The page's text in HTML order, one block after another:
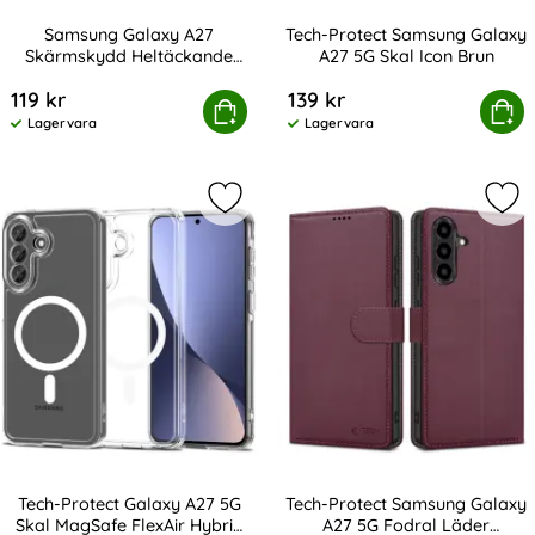
Samsung Galaxy A27
Skärmskydd Heltäckande
119 kr
Tillgänglighet:
Lagervara
Köp
A27 Skärmskydd Heltäckande Härdat Glas
Tech-Protect Samsung Galaxy
A27 5G Skal Icon Brun
139 kr
Tillgänglighet:
Lagervara
Köp
Tech-Protect Samsung
Tech-Protect Galaxy A27 5G
Skal MagSafe FlexAir Hybrid
Markera tech-Protect Galaxy A27
Tech-Protect Samsung Galaxy
A27 5G Fodral Läder